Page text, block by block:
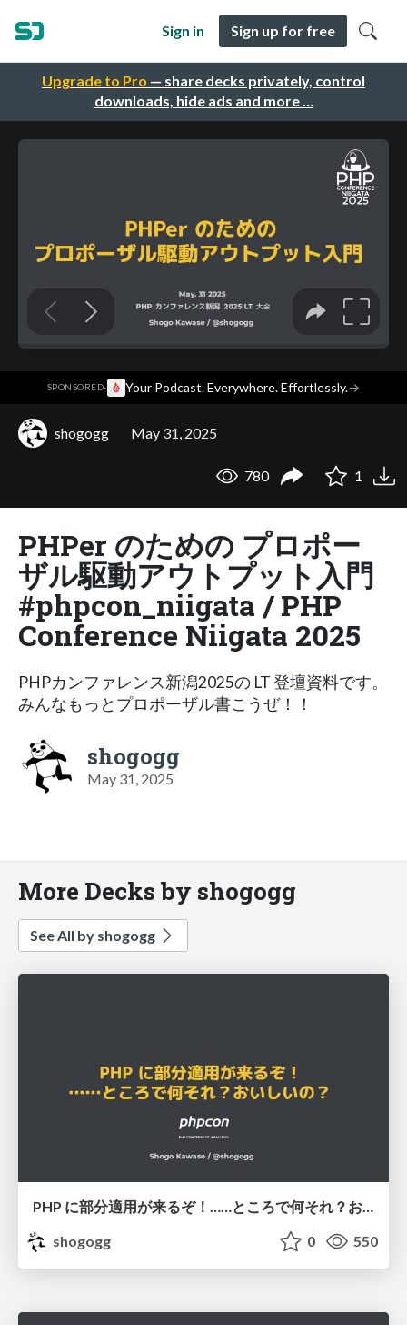
Upgrade to Pro — share decks privately, control
downloads, hide ads and more …
Sign in Sign up for free
SPONSORED· Your Podcast. Everywhere. Effortlessly.→
shogogg May 31, 2025
780 1
PHPer のための プロポー
ザル駆動アウトプット入門
#phpcon_niigata / PHP
Conference Niigata 2025
PHPカンファレンス新潟2025の LT 登壇資料です。
みんなもっとプロポーザル書こうぜ！！
shogogg
May 31, 2025
More Decks by shogogg
See All by shogogg
PHP に部分適用が来るぞ！……ところで何それ？おいしいの？ #phpcon / phpcon-2026
shogogg
0 550